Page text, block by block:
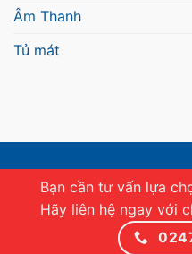
Âm Thanh
Tủ mát
Bạn cần tư vấn lựa
Hãy liên hệ ngay với